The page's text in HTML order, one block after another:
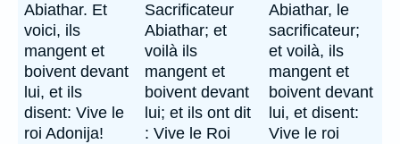
Abiathar. Et
voici, ils
mangent et
boivent devant
lui, et ils
disent: Vive le
roi Adonija!
Sacrificateur
Abiathar; et
voilà ils
mangent et
boivent devant
lui; et ils ont dit
: Vive le Roi
Abiathar, le
sacrificateur;
et voilà, ils
mangent et
boivent devant
lui, et disent:
Vive le roi